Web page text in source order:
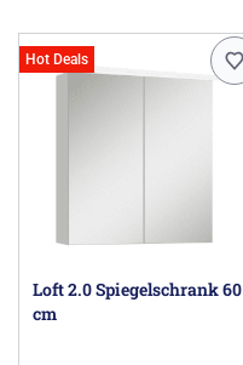
Hot Deals
Loft 2.0 Spiegelschrank 60
cm